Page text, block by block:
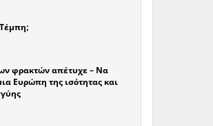
φρακτών απέτυχε – Να
Ευρώπη της ισότητας και